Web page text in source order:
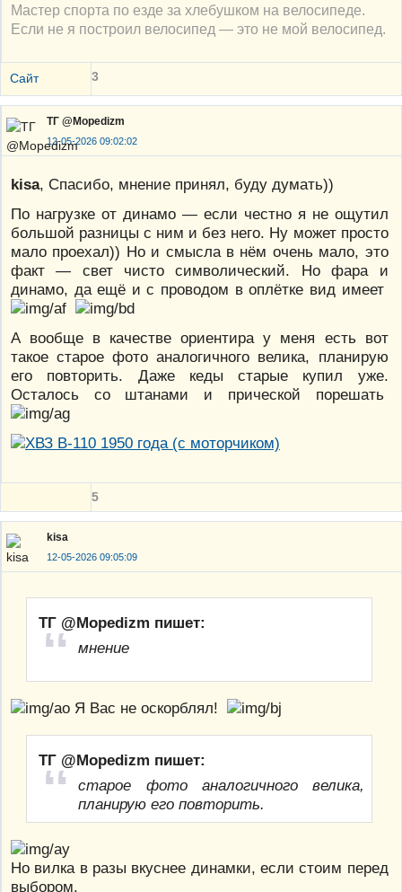
Мастер спорта по езде за хлебушком на велосипеде.
Если не я построил велосипед — это не мой велосипед.
Сайт 3
ТГ @Mopedizm
12-05-2026 09:02:02
kisa, Спасибо, мнение принял, буду думать))
По нагрузке от динамо — если честно я не ощутил
большой разницы с ним и без него. Ну может просто
мало проехал)) Но и смысла в нём очень мало, это
факт — свет чисто символический. Но фара и
динамо, да ещё и с проводом в оплётке вид имеет
А вообще в качестве ориентира у меня есть вот
такое старое фото аналогичного велика, планирую
его повторить. Даже кеды старые купил уже.
Осталось со штанами и прической порешать
5
kisa
12-05-2026 09:05:09
ТГ @Mopedizm пишет:
мнение
Я Вас не оскорблял!
ТГ @Mopedizm пишет:
старое фото аналогичного велика,
планирую его повторить.
Но вилка в разы вкуснее динамки, если стоим перед
выбором.